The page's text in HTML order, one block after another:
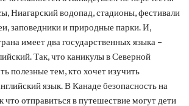
Ниагарский водопад, стадионы, фестивали
заповедники и природные парки. И,
имеет два государственных языка –
Так, что каникулы в Северной
полезные тем, кто хочет изучить
язык. В Канаде безопасность на
отправиться в путешествие могут дети